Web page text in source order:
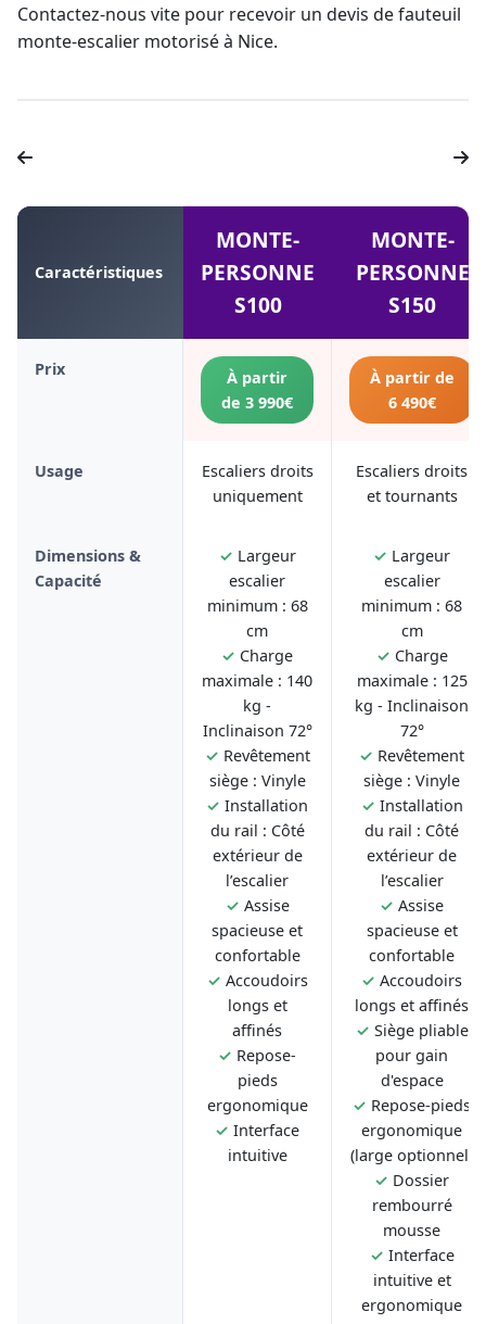
Contactez-nous vite pour recevoir un devis de fauteuil
monte-escalier motorisé à Nice.
Caractéristiques
MONTE-
PERSONNE
S100
MONTE-
PERSONNE
S150
Prix
À partir
de 3 990€
À partir de
6 490€
Usage
Escaliers droits
uniquement
Escaliers droits
et tournants
Dimensions &
Capacité
✓ Largeur
escalier
minimum : 68
cm
✓ Charge
maximale : 140
kg -
Inclinaison 72°
✓ Revêtement
siège : Vinyle
✓ Installation
du rail : Côté
extérieur de
l’escalier
✓ Assise
spacieuse et
confortable
✓ Accoudoirs
longs et
affinés
✓ Repose-
pieds
ergonomique
✓ Interface
intuitive
✓ Largeur
escalier
minimum : 68
cm
✓ Charge
maximale : 125
kg - Inclinaison
72°
✓ Revêtement
siège : Vinyle
✓ Installation
du rail : Côté
extérieur de
l’escalier
✓ Assise
spacieuse et
confortable
✓ Accoudoirs
longs et affinés
✓ Siège pliable
pour gain
d'espace
✓ Repose-pieds
ergonomique
(large optionnel)
✓ Dossier
rembourré
mousse
✓ Interface
intuitive et
ergonomique